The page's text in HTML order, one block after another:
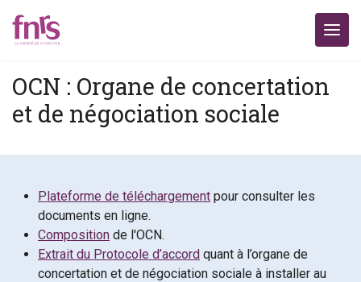
OCN : Organe de concertation
et de négociation sociale
Plateforme de téléchargement pour consulter les
documents en ligne.
Composition de l'OCN.
Extrait du Protocole d’accord quant à l’organe de
concertation et de négociation sociale à installer au